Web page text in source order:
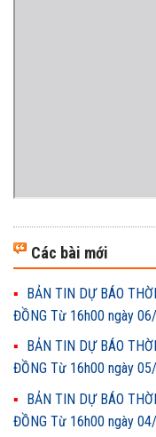
Các bài mới
BẢN TIN DỰ BÁO
ĐỒNG Từ 16h00 ngày
BẢN TIN DỰ BÁO
ĐỒNG Từ 16h00 ngày
BẢN TIN DỰ BÁO
ĐỒNG Từ 16h00 ngày